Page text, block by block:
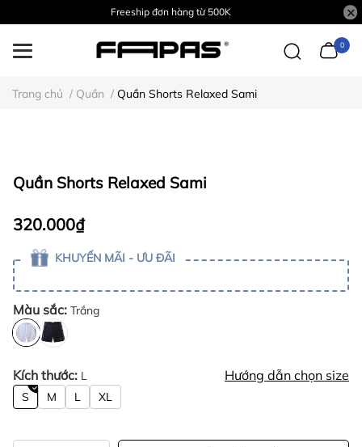
Freeship đơn hàng từ 500K
0
Trang chủ / Quần / Quần Shorts Relaxed Sami
Quần Shorts Relaxed Sami
320.000₫
KHUYẾN MÃI - ƯU ĐÃI
Màu sắc: Trắng
Kích thước: L Hướng dẫn chọn size
S M L XL